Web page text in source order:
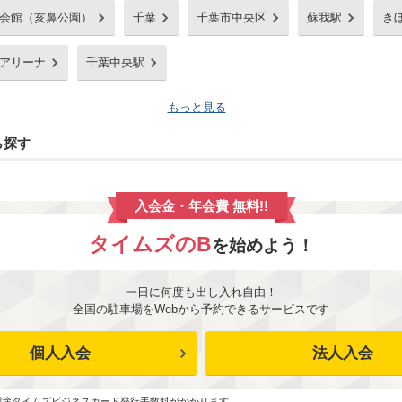
館（亥鼻公園） 千葉 千葉市中央区 蘇我駅 き
リーナ 千葉中央駅
もっと見る
探す
入会金・年会費 無料!!
タイムズのBを始めよう！
一日に何度も出し入れ自由！
全国の駐車場をWebから予約できるサービスです
個人入会 法人入会